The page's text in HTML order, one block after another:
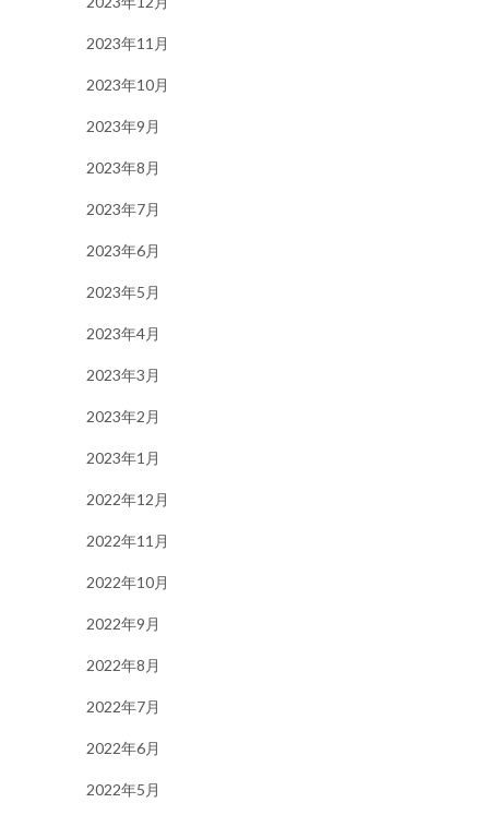
2023年11月
2023年10月
2023年9月
2023年8月
2023年7月
2023年6月
2023年5月
2023年4月
2023年3月
2023年2月
2023年1月
2022年12月
2022年11月
2022年10月
2022年9月
2022年8月
2022年7月
2022年6月
2022年5月